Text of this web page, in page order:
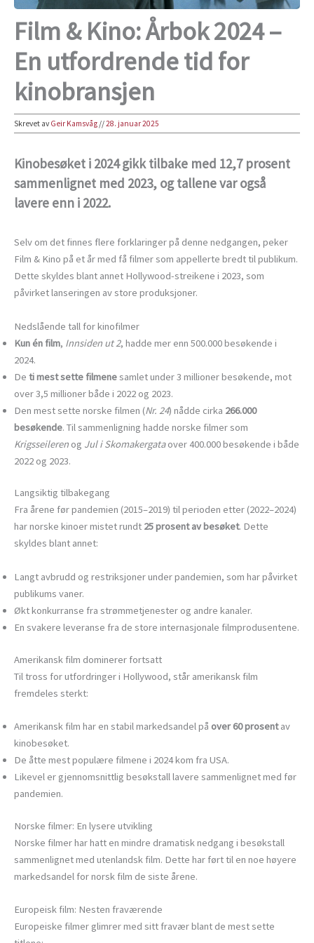
Film & Kino: Årbok 2024 –
En utfordrende tid for
kinobransjen
Skrevet avGeir Kamsvåg //28. januar 2025
Kinobesøket i 2024 gikk tilbake med 12,7 prosent
sammenlignet med 2023, og tallene var også
lavere enn i 2022.
Selv om det finnes flere forklaringer på denne nedgangen, peker
Film & Kino på et år med få filmer som appellerte bredt til publikum.
Dette skyldes blant annet Hollywood-streikene i 2023, som
påvirket lanseringen av store produksjoner.
Nedslående tall for kinofilmer
Kun én film, Innsiden ut 2, hadde mer enn 500.000 besøkende i
2024.
De ti mest sette filmenesamlet under 3 millioner besøkende, mot
over 3,5 millioner både i 2022 og 2023.
Den mest sette norske filmen (Nr. 24) nådde cirka 266.000
besøkende. Til sammenligning hadde norske filmer som
Krigsseileren og Jul i Skomakergataover 400.000 besøkende i både
2022 og 2023.
Langsiktig tilbakegang
Fra årene før pandemien (2015–2019) til perioden etter (2022–2024)
har norske kinoer mistet rundt 25 prosent av besøket. Dette
skyldes blant annet:
Langt avbrudd og restriksjoner under pandemien, som har påvirket
publikums vaner.
Økt konkurranse fra strømmetjenester og andre kanaler.
En svakere leveranse fra de store internasjonale filmprodusentene.
Amerikansk film dominerer fortsatt
Til tross for utfordringer i Hollywood, står amerikansk film
fremdeles sterkt:
Amerikansk film har en stabil markedsandel på over 60 prosentav
kinobesøket.
De åtte mest populære filmene i 2024 kom fra USA.
Likevel er gjennomsnittlig besøkstall lavere sammenlignet med før
pandemien.
Norske filmer: En lysere utvikling
Norske filmer har hatt en mindre dramatisk nedgang i besøkstall
sammenlignet med utenlandsk film. Dette har ført til en noe høyere
markedsandel for norsk film de siste årene.
Europeisk film: Nesten fraværende
Europeiske filmer glimrer med sitt fravær blant de mest sette